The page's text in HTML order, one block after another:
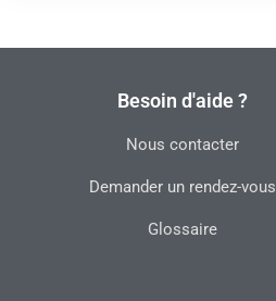
Besoin d'aide ?
Nous contacter
Demander un rendez-vous
Glossaire